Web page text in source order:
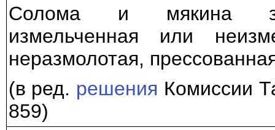
Солома и мякина
измельченная или
неразмолотая,
(в ред. решения Комиссии
859)